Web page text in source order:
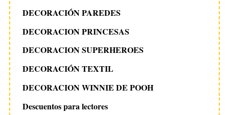
DECORACIÓN PAREDES
DECORACION PRINCESAS
DECORACION SUPERHEROES
DECORACIÓN TEXTIL
DECORACION WINNIE DE POOH
Descuentos para lectores